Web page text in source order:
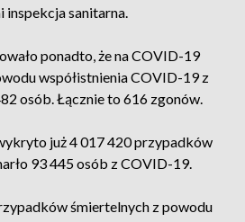
inspekcja sanitarna.
ponadto, że na COVID-19
współistnienia COVID-19 z
osób. Łącznie to 616 zgonów.
już 4 017 420 przypadków
93 445 osób z COVID-19.
śmiertelnych z powodu